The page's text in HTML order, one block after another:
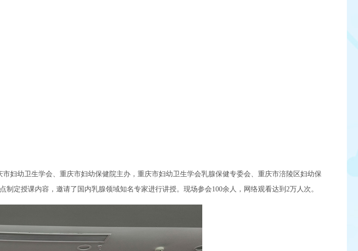
妇幼卫生学会、重庆市妇幼保健院主办，重庆市妇幼卫生学会乳腺保健专委会、重庆市涪陵区妇幼保
定授课内容，邀请了国内乳腺领域知名专家进行讲授。现场参会100余人，网络观看达到2万人次。